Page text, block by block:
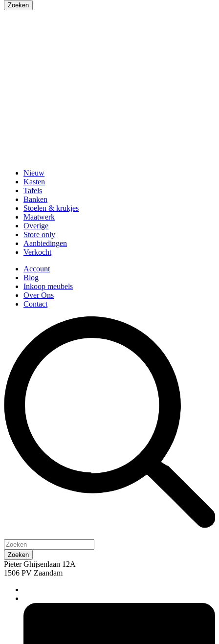
Nieuw
Kasten
Tafels
Banken
Stoelen & krukjes
Maatwerk
Overige
Store only
Aanbiedingen
Verkocht
Account
Blog
Inkoop meubels
Over Ons
Contact
Pieter Ghijsenlaan 12A
1506 PV Zaandam